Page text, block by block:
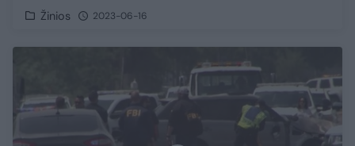
Žinios 2023-06-16